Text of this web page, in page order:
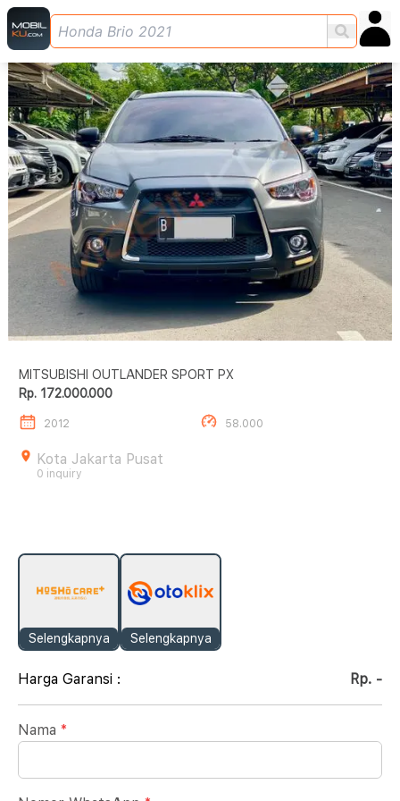
MITSUBISHI OUTLANDER SPORT PX
Rp. 172.000.000
2012 58.000
Kota Jakarta Pusat
0 inquiry
Selengkapnya Selengkapnya
Harga Garansi : Rp. -
Nama *